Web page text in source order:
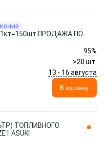
ПРОДАЖА ПО
95%
>20 шт.
13 - 16 августа
В корзину
ТОПЛИВНОГО
ASUKI